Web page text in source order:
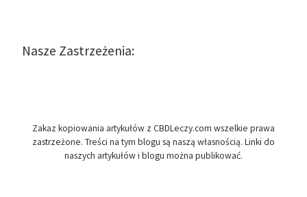
Nasze Zastrzeżenia:
Zakaz kopiowania artykułów z CBDLeczy.com wszelkie prawa
zastrzeżone. Treści na tym blogu są naszą własnością. Linki do
naszych artykułów i blogu można publikować.